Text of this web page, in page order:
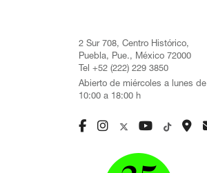
2 Sur 708, Centro Histórico,
Puebla, Pue., México 72000
Tel +52 (222) 229 3850
Abierto de miércoles a lunes de
10:00 a 18:00 h